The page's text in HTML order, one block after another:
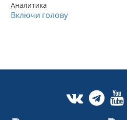
Аналитика
Включи голову